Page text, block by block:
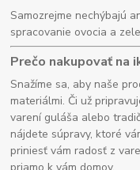
Samozrejme nechýbajú
spracovanie ovocia a
Prečo nakupovať na
Snažíme sa, aby naše
materiálmi. Či už
varení guláša alebo
nájdete súpravy, ktoré
priniesť vám radosť z